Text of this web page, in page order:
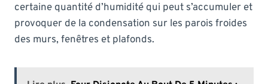
certaine quantité d’humidité qui peut s’accumuler et
provoquer de la condensation sur les parois froides
des murs, fenêtres et plafonds.